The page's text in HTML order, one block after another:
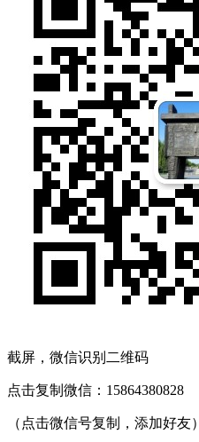
截屏，微信识别二维码
点击复制微信：15864380828
（点击微信号复制，添加好友）